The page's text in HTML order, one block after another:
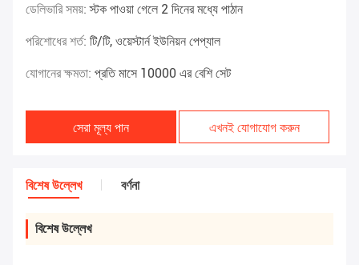
ডেলিভারি সময়:স্টক পাওয়া গেলে 2 দিনের মধ্যে পাঠান
পরিশোধের শর্ত: টি/টি, ওয়েস্টার্ন ইউনিয়ন পেপ্যাল
যোগানের ক্ষমতা: প্রতি মাসে 10000 এর বেশি সেট
সেরা মূল্য পান এখনই যোগাযোগ করুন
বিশেষ উল্লেখ বর্ণনা
বিশেষ উল্লেখ